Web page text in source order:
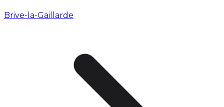
Brive-la-Gaillarde